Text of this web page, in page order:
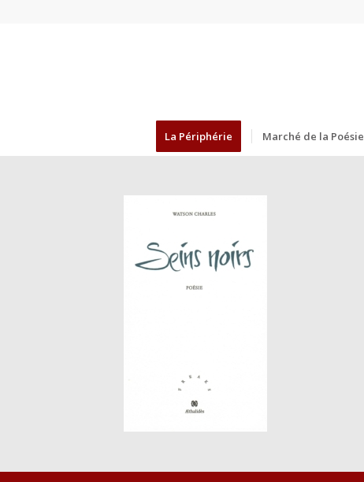
La Périphérie Marché de la Poésie